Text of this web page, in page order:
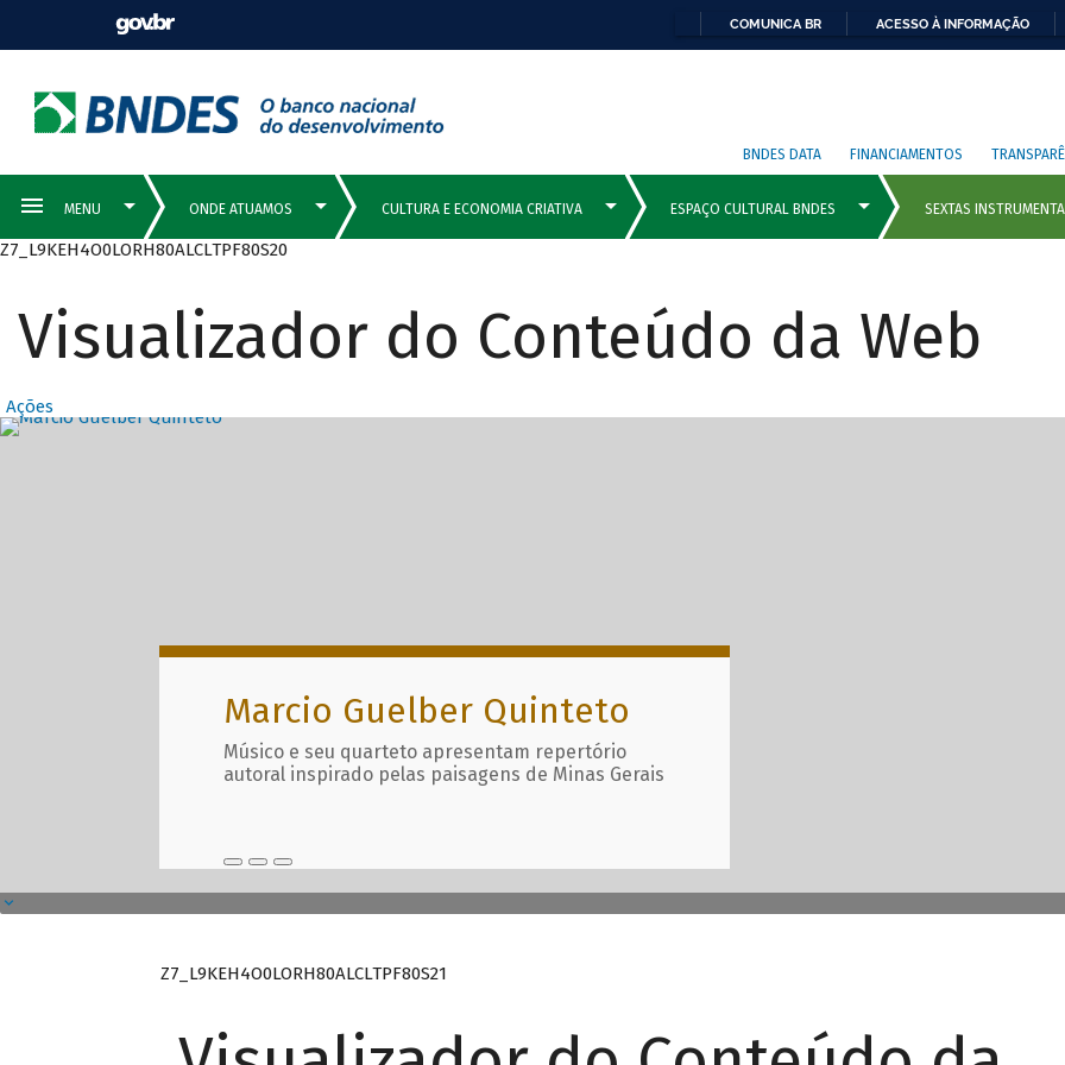
COMUNICA BR ACESSO À INFORMAÇÃO
BNDES DATA FINANCIAMENTOS
Z7_L9KEH4O0LORH80ALCLTPF80S20
Visualizador do Conteúdo da Web
Ações
Destaques Principais com
Marcio Guelber Quinteto
Músico e seu quarteto apresentam repertório
autoral inspirado pelas paisagens de Minas Gerais
Z7_L9KEH4O0LORH80ALCLTPF80S21